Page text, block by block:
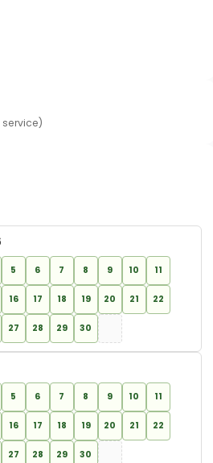
5 6 7 8 9 10 11
16 17 18 19 20 21 22
27 28 29 30
5 6 7 8 9 10 11
16 17 18 19 20 21 22
27 28 29 30